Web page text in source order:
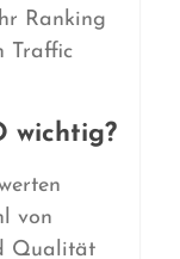
Ranking
Traffic
wichtig?
von
Qualität